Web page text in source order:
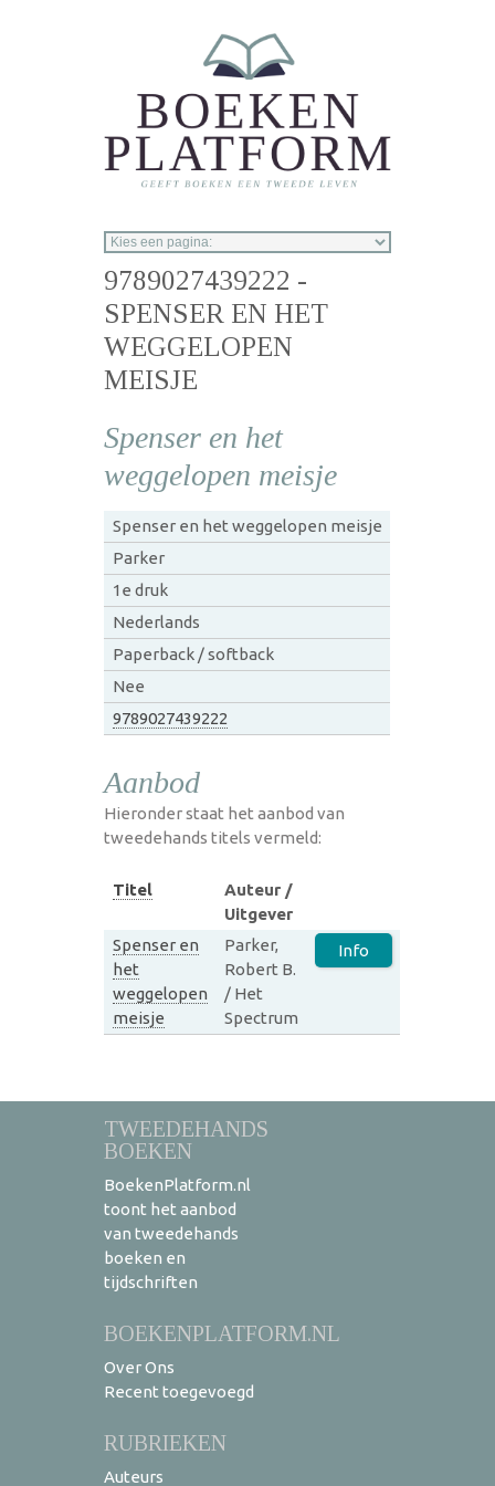
9789027439222 -
SPENSER EN HET
WEGGELOPEN
MEISJE
Spenser en het
weggelopen meisje
Spenser en het weggelopen meisje
Parker
1e druk
Nederlands
Paperback / softback
Nee
9789027439222
Aanbod
Hieronder staat het aanbod van
tweedehands titels vermeld:
Titel
Auteur /
Uitgever
Spenser en
het
weggelopen
meisje
Parker,
Robert B.
/ Het
Spectrum
Info
TWEEDEHANDS
BOEKEN
BoekenPlatform.nl
toont het aanbod
van tweedehands
boeken en
tijdschriften
BOEKENPLATFORM.NL
Over Ons
Recent toegevoegd
RUBRIEKEN
Auteurs